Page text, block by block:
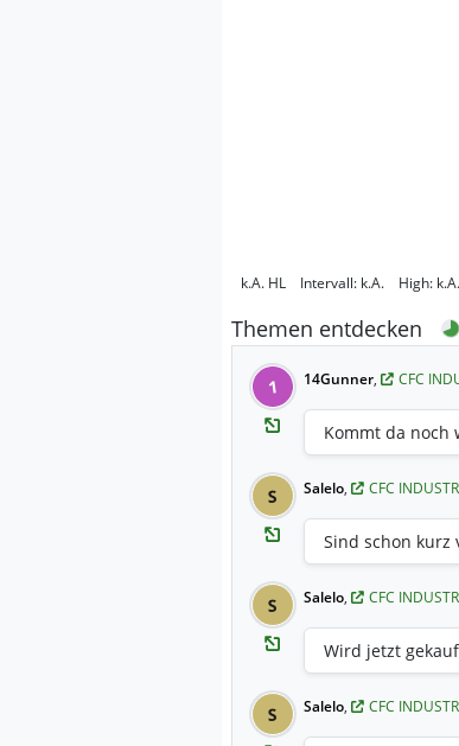
k.A. HL Intervall: k.A. High: k.A.
Themen entdecken
1 14Gunner, CFC
Kommt da noch
S Salelo, CFC
Sind schon kurz
S Salelo, CFC
Wird jetzt
S Salelo, CFC